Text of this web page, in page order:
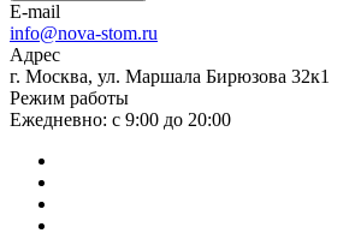
E-mail
info@nova-stom.ru
Адрес
г. Москва, ул. Маршала Бирюзова 32к1
Режим работы
Ежедневно: с 9:00 до 20:00